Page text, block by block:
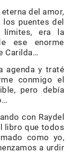
del amor,
puentes del
era la
ese enorme
Carilda…
agenda y traté
conmigo el
pero debía
con Raydel
libro que todos
como yo,
a urdir